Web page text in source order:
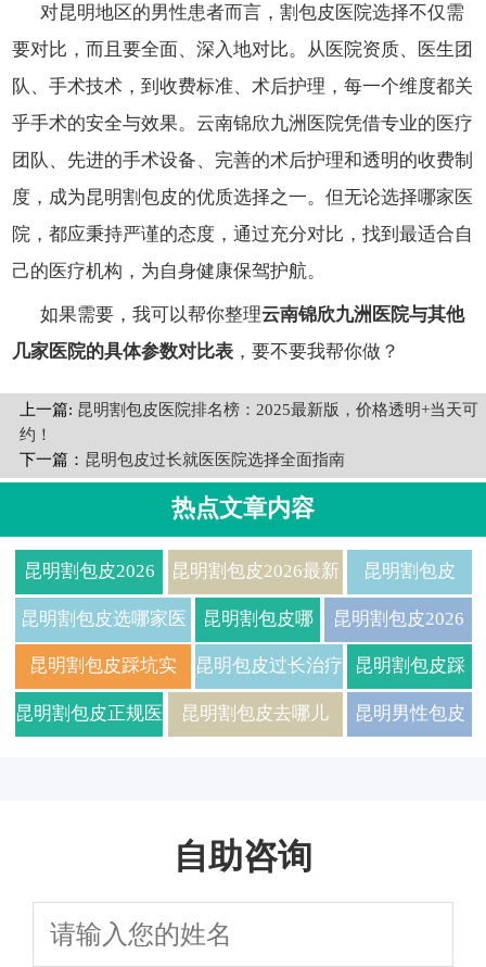
对昆明地区的男性患者而言，割包皮医院选择不仅需
要对比，而且要全面、深入地对比。从医院资质、医生团
队、手术技术，到收费标准、术后护理，每一个维度都关
乎手术的安全与效果。云南锦欣九洲医院凭借专业的医疗
团队、先进的手术设备、完善的术后护理和透明的收费制
度，成为昆明割包皮的优质选择之一。但无论选择哪家医
院，都应秉持严谨的态度，通过充分对比，找到最适合自
己的医疗机构，为自身健康保驾护航。
如果需要，我可以帮你整理云南锦欣九洲医院与其他
几家医院的具体参数对比表 ，要不要我帮你做？
上一篇: 昆明割包皮医院排名榜：2025最新版，价格透明+当天可
约！
下一篇： 昆明包皮过长就医医院选择全面指南
热点文章内容
昆明割包皮2026
最新价格曝光，正
规医院推荐！
昆明割包皮2026最新
价格曝光：微创无痛
当天回家，费用直降
30%！
昆明割包皮
2026全新价格
表揭秘，低价
高质医院推荐
昆明割包皮选哪家医
院的术后护理服务全
面又周到？
昆明割包皮哪
里好？2026最
新男科医院排
昆明割包皮2026
最新价格表：当天
做当天走，真实男
昆明割包皮踩坑实
录：本地三甲vs美国
昆明包皮过长治疗
哪家医院的口碑在
昆明割包皮踩
坑实录：三甲
昆明割包皮正规医 昆明割包皮去哪儿 昆明男性包皮
自助咨询